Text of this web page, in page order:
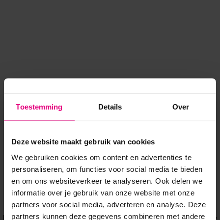
Toestemming Details Over
Deze website maakt gebruik van cookies
We gebruiken cookies om content en advertenties te
personaliseren, om functies voor social media te bieden
en om ons websiteverkeer te analyseren. Ook delen we
informatie over je gebruik van onze website met onze
partners voor social media, adverteren en analyse. Deze
partners kunnen deze gegevens combineren met andere
Application error: a client-side exception has occurred while
loadingwww.voordeeluitjes.nl (see the browser console for more